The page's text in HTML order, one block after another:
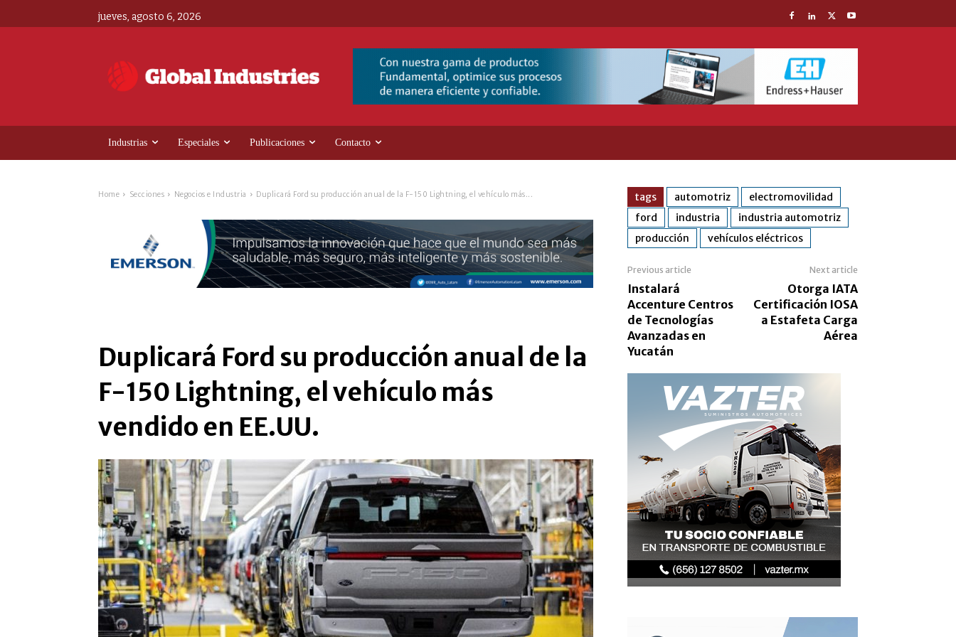
jueves, agosto 6, 2026
Industrias Especiales Publicaciones Contacto
Home Secciones Negocios e Industria Duplicará Ford su producción anual de la F-150 Lightning, el vehículo más...
Duplicará Ford su producción anual de la
F-150 Lightning, el vehículo más
vendido en EE.UU.
tags automotriz
electromovilidad
ford
industria
industria automotriz
producción
vehículos eléctricos
Previous article
Instalará
Accenture Centros
de Tecnologías
Avanzadas en
Yucatán
Next article
Otorga IATA
Certificación IOSA
a Estafeta Carga
Aérea